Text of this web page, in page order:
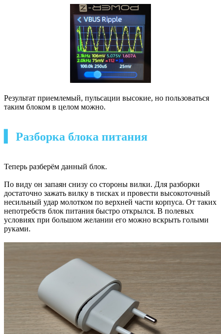
Результат приемлемый, пульсации высокие, но пользоваться
таким блоком в целом можно.
▍ Разборка блока питания
Теперь разберём данный блок.
По виду он запаян снизу со стороны вилки. Для разборки
достаточно зажать вилку в тисках и провести высокоточный
несильный удар молотком по верхней части корпуса. От таких
непотребств блок питания быстро открылся. В полевых
условиях при большом желании его можно вскрыть голыми
руками.